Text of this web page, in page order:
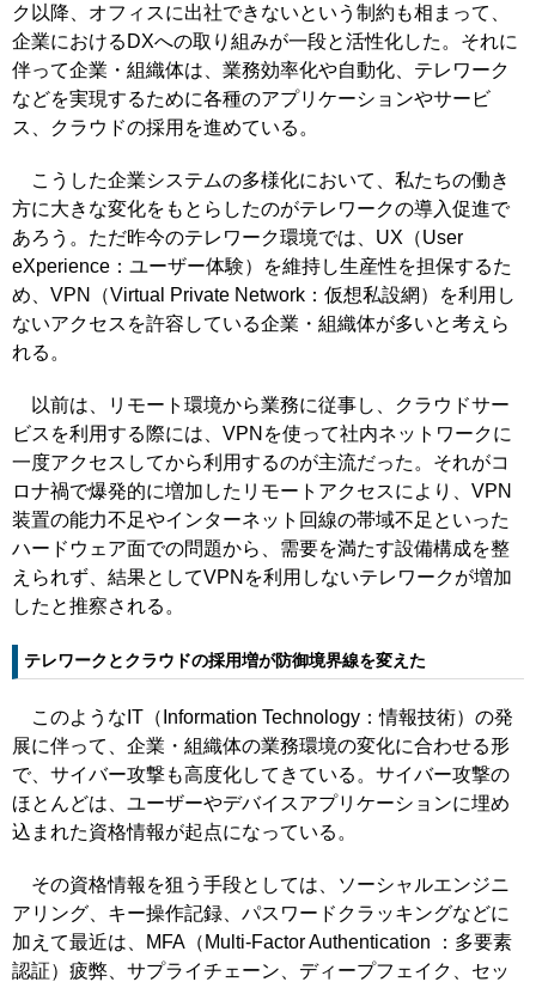
ク以降、オフィスに出社できないという制約も相まって、
企業におけるDXへの取り組みが一段と活性化した。それに
伴って企業・組織体は、業務効率化や自動化、テレワーク
などを実現するために各種のアプリケーションやサービ
ス、クラウドの採用を進めている。
こうした企業システムの多様化において、私たちの働き
方に大きな変化をもとらしたのがテレワークの導入促進で
あろう。ただ昨今のテレワーク環境では、UX（User
eXperience：ユーザー体験）を維持し生産性を担保するた
め、VPN（Virtual Private Network：仮想私設網）を利用し
ないアクセスを許容している企業・組織体が多いと考えら
れる。
以前は、リモート環境から業務に従事し、クラウドサー
ビスを利用する際には、VPNを使って社内ネットワークに
一度アクセスしてから利用するのが主流だった。それがコ
ロナ禍で爆発的に増加したリモートアクセスにより、VPN
装置の能力不足やインターネット回線の帯域不足といった
ハードウェア面での問題から、需要を満たす設備構成を整
えられず、結果としてVPNを利用しないテレワークが増加
したと推察される。
テレワークとクラウドの採用増が防御境界線を変えた
このようなIT（Information Technology：情報技術）の発
展に伴って、企業・組織体の業務環境の変化に合わせる形
で、サイバー攻撃も高度化してきている。サイバー攻撃の
ほとんどは、ユーザーやデバイスアプリケーションに埋め
込まれた資格情報が起点になっている。
その資格情報を狙う手段としては、ソーシャルエンジニ
アリング、キー操作記録、パスワードクラッキングなどに
加えて最近は、MFA（Multi-Factor Authentication ：多要素
認証）疲弊、サプライチェーン、ディープフェイク、セッ